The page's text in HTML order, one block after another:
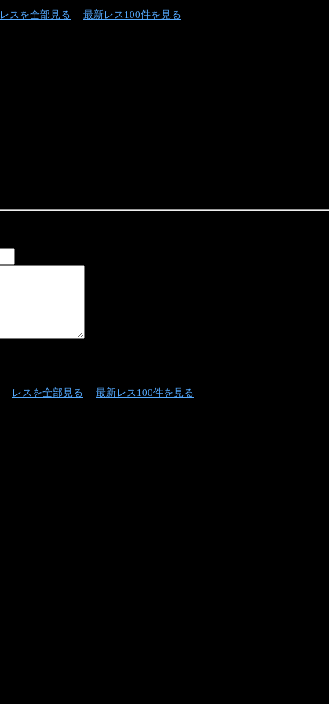
レスを全部見る 最新レス100件を見る
レスを全部見る 最新レス100件を見る